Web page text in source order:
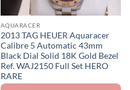
AQUARACER
2013 TAG HEUER Aquaracer
Calibre 5 Automatic 43mm
Black Dial Solid 18K Gold Bezel
Ref. WAJ2150 Full Set HERO
RARE